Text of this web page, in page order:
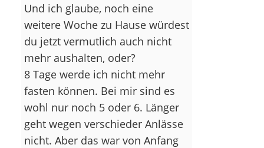
Und ich glaube, noch eine
weitere Woche zu Hause würdest
du jetzt vermutlich auch nicht
mehr aushalten, oder?
8 Tage werde ich nicht mehr
fasten können. Bei mir sind es
wohl nur noch 5 oder 6. Länger
geht wegen verschieder Anlässe
nicht. Aber das war von Anfang